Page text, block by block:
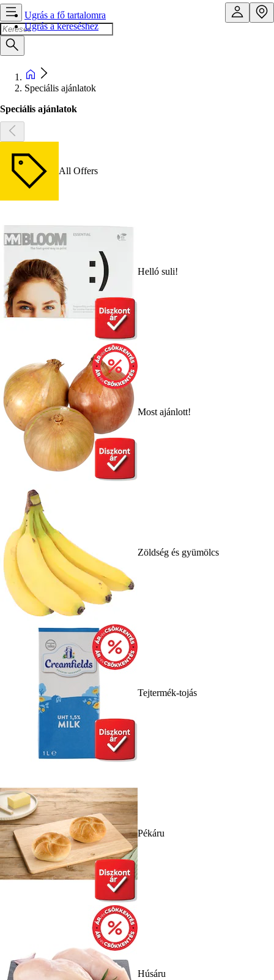
Ugrás a fő tartalomra
Ugrás a kereséshez
Speciális ajánlatok
Speciális ajánlatok
All Offers
Helló suli!
Most ajánlott!
Zöldség és gyümölcs
Tejtermék-tojás
Pékáru
Húsáru